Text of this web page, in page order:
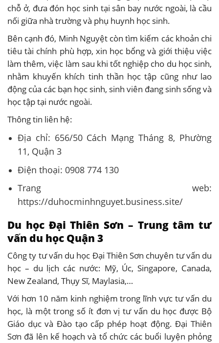
chỗ ở, đưa đón học sinh tại sân bay nước ngoài, là cầu
nối giữa nhà trường và phụ huynh học sinh.
Bên cạnh đó, Minh Nguyệt còn tìm kiếm các khoản chi
tiêu tài chính phù hợp, xin học bổng và giới thiệu việc
làm thêm, việc làm sau khi tốt nghiệp cho du học sinh,
nhằm khuyến khích tinh thần học tập cũng như lao
động của các bạn học sinh, sinh viên đang sinh sống và
học tập tại nước ngoài.
Thông tin liên hệ:
Địa chỉ: 656/50 Cách Mạng Tháng 8, Phường
11, Quận 3
Điện thoại: 0908 774 130
Trang web:
https://duhocminhnguyet.business.site/
Du học Đại Thiên Sơn – Trung tâm tư
vấn du học Quận 3
Công ty tư vấn du học Đại Thiên Sơn chuyên tư vấn du
học – du lịch các nước: Mỹ, Úc, Singapore, Canada,
New Zealand, Thụy Sĩ, Maylasia,…
Với hơn 10 năm kinh nghiệm trong lĩnh vực tư vấn du
học, là một trong số ít đơn vị tư vấn du học được Bộ
Giáo dục và Đào tạo cấp phép hoạt động. Đại Thiên
Sơn đã lên kế hoạch và tổ chức các buổi luyện phỏng